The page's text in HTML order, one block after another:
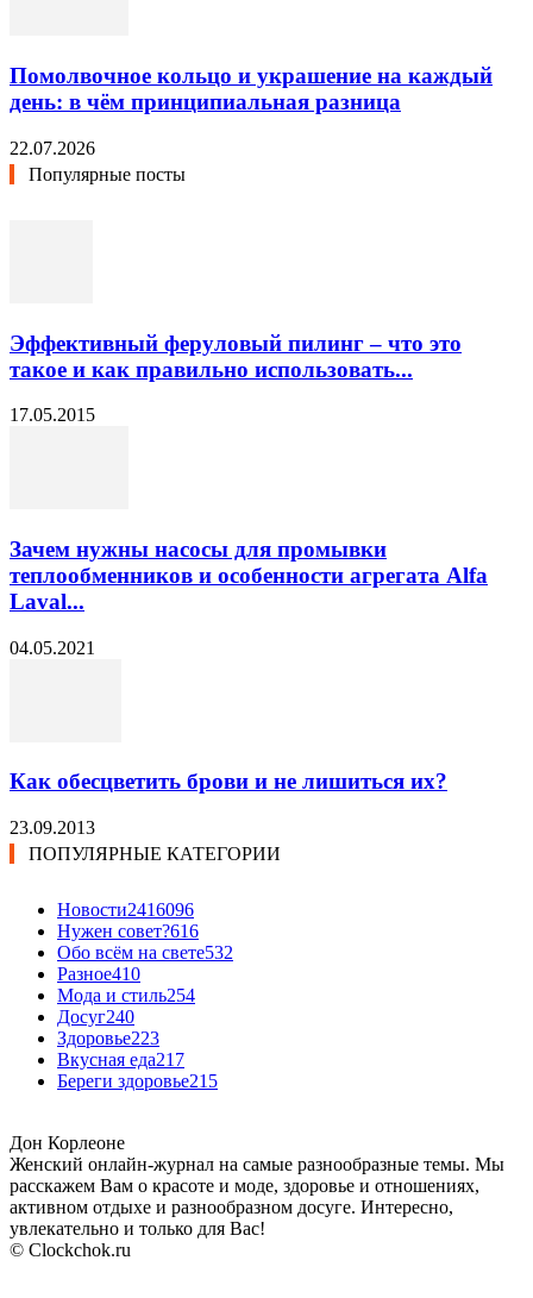
Помолвочное кольцо и украшение на каждый
день: в чём принципиальная разница
22.07.2026
Популярные посты
Эффективный феруловый пилинг – что это
такое и как правильно использовать...
17.05.2015
Зачем нужны насосы для промывки
теплообменников и особенности агрегата Alfa
Laval...
04.05.2021
Как обесцветить брови и не лишиться их?
23.09.2013
ПОПУЛЯРНЫЕ КАТЕГОРИИ
Новости2416096
Нужен совет?616
Обо всём на свете532
Разное410
Мода и стиль254
Досуг240
Здоровье223
Вкусная еда217
Береги здоровье215
Дон Корлеоне
Женский онлайн-журнал на самые разнообразные темы. Мы
расскажем Вам о красоте и моде, здоровье и отношениях,
активном отдыхе и разнообразном досуге. Интересно,
увлекательно и только для Вас!
© Clockchok.ru